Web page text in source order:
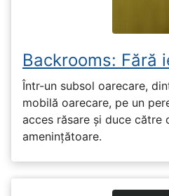
Backrooms: Fără
Într-un subsol oarecare,
mobilă oarecare, pe un
acces răsare și duce către
amenințătoare.